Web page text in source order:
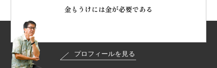
金もうけには金が必要である